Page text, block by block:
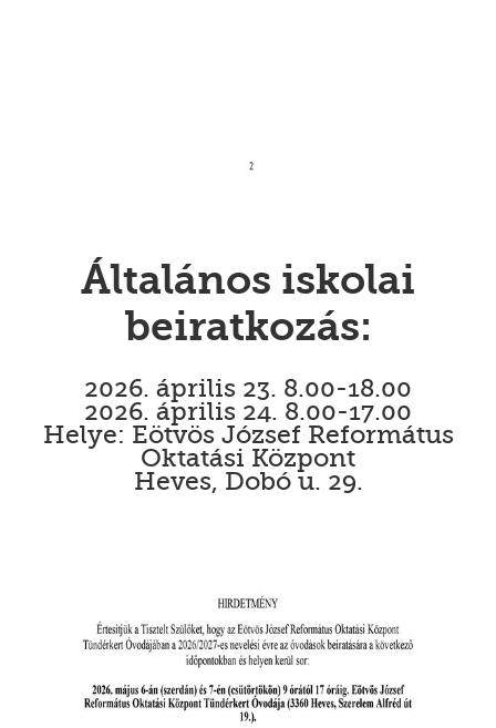
Általános iskolai
beiratkozás:
2026. április 23. 8.00-18.00
2026. április 24. 8.00-17.00
Helye: Eötvös József Református
Oktatási Központ
Heves, Dobó u. 29.